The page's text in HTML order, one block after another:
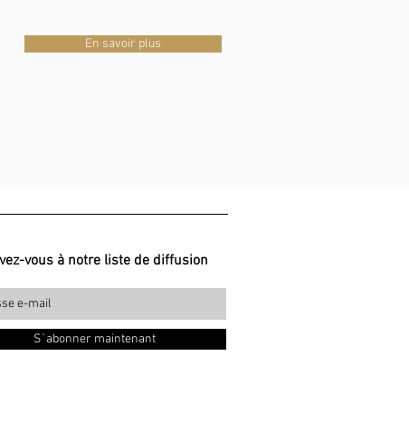
En savoir plus
vous à notre liste de diffusion
S`abonner maintenant